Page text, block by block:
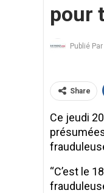
pour
Publié Par
Share
Ce jeudi
‘‘C’est le